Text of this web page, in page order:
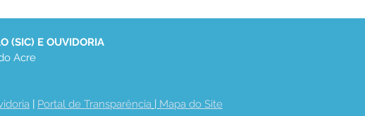
(SIC) E OUVIDORIA
Acre
| Portal de Transparência | Mapa do Site